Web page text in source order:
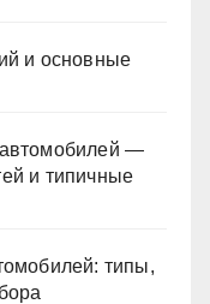
и основные
—
и типичные
типы,